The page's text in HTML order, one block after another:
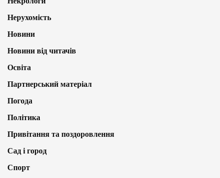
Нерухомість
Новини
Новини від читачів
Освіта
Партнерський матеріал
Погода
Політика
Привітання та поздоровлення
Сад і город
Спорт